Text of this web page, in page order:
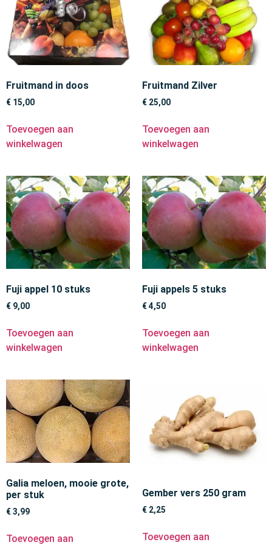
Fruitmand in doos
€ 15,00
Toevoegen aan
winkelwagen
Fruitmand Zilver
€ 25,00
Toevoegen aan
winkelwagen
Fuji appel 10 stuks
€ 9,00
Toevoegen aan
winkelwagen
Fuji appels 5 stuks
€4,50
Toevoegen aan
winkelwagen
Galia meloen, mooie grote,
per stuk
€3,99
Toevoegen aan
Gember vers 250 gram
€ 2,25
Toevoegen aan